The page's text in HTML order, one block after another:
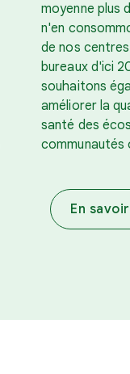
moyenne plus
n'en
de nos
bureaux d'ici
souhaitons
améliorer la
santé des
communautés
En